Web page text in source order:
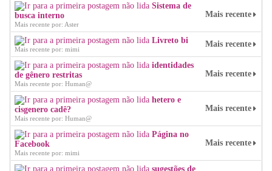
Sistema de
busca interno
Mais recente por: Aster
Mais recente
Livreto bi
Mais recente por: mimi
Mais recente
identidades
de gênero restritas
Mais recente por: Human@
Mais recente
hetero e
cisgenero cadê?
Mais recente por: Human@
Mais recente
Página no
Facebook
Mais recente por: mimi
Mais recente
sugestões de